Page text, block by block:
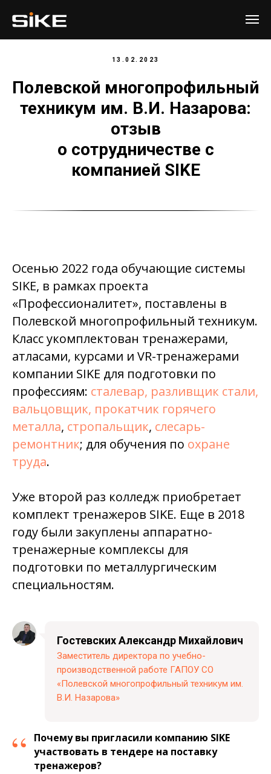
13.02.2023
Полевской многопрофильный
техникум им. В.И. Назарова:
отзыв
о сотрудничестве с
компанией SIKE
Осенью 2022 года обучающие системы
SIKE, в рамках проекта
«Профессионалитет», поставлены в
Полевской многопрофильный техникум.
Класс укомплектован тренажерами,
атласами, курсами и VR-тренажерами
компании SIKE для подготовки по
профессиям: сталевар, разливщик стали,
вальцовщик, прокатчик горячего
металла, стропальщик, слесарь-
ремонтник; для обучения по охране
труда.
Уже второй раз колледж приобретает
комплект тренажеров SIKE. Еще в 2018
году были закуплены аппаратно-
тренажерные комплексы для
подготовки по металлургическим
специальностям.
Гостевских Александр Михайлович
Заместитель директора по учебно-
производственной работе ГАПОУ СО
«Полевской многопрофильный техникум им.
В.И. Назарова»
“ Почему вы пригласили компанию SIKE
участвовать в тендере на поставку
тренажеров?